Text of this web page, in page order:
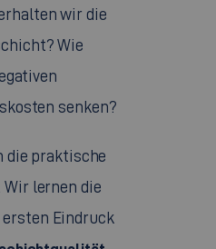
wir die
Wie
senken?
die praktische
lernen die
Eindruck